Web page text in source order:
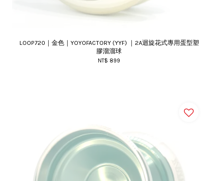
LOOP720｜金色｜YOYOFACTORY (YYF) ｜2A迴旋花式專用蛋型塑
膠溜溜球
NT$ 899